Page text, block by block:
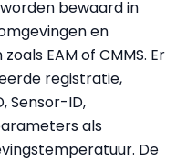
bewaard in
en
EAM of CMMS. Er
registratie,
Sensor-ID,
als
De